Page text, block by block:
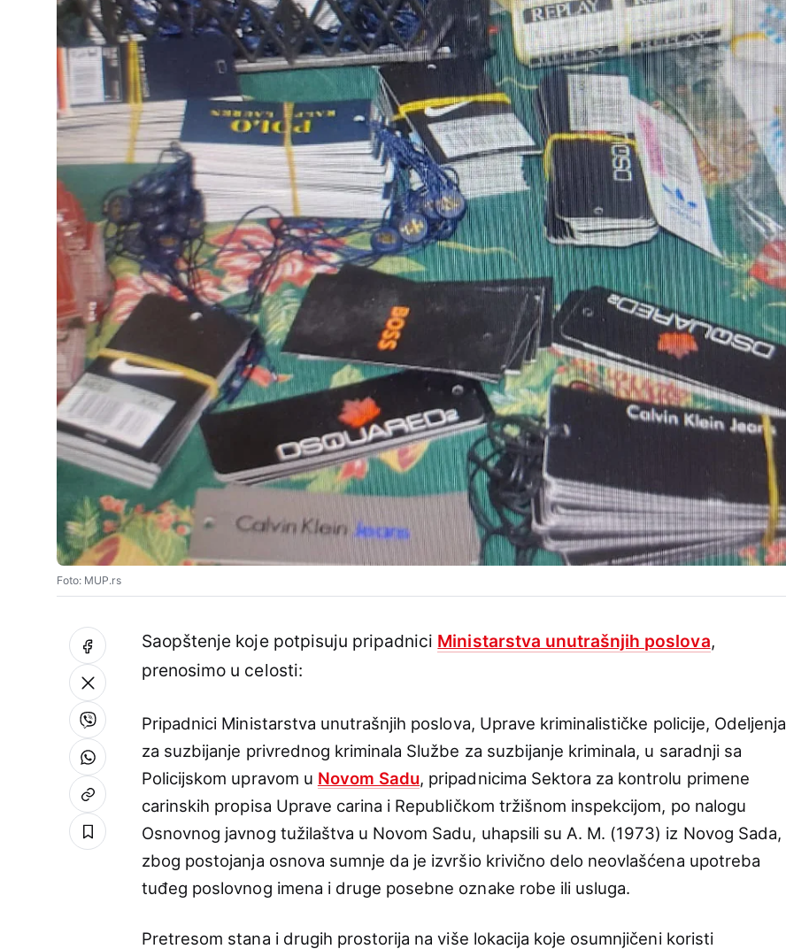
Foto: MUP.rs
Saopštenje koje potpisuju pripadnici Ministarstva unutrašnjih poslova,
prenosimo u celosti:
Pripadnici Ministarstva unutrašnjih poslova, Uprave kriminalističke policije, Odeljenja
za suzbijanje privrednog kriminala Službe za suzbijanje kriminala, u saradnji sa
Policijskom upravom u Novom Sadu, pripadnicima Sektora za kontrolu primene
carinskih propisa Uprave carina i Republičkom tržišnom inspekcijom, po nalogu
Osnovnog javnog tužilaštva u Novom Sadu, uhapsili su A. M. (1973) iz Novog Sada,
zbog postojanja osnova sumnje da je izvršio krivično delo neovlašćena upotreba
tuđeg poslovnog imena i druge posebne oznake robe ili usluga.
Pretresom stana i drugih prostorija na više lokacija koje osumnjičeni koristi